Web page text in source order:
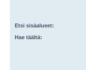
Etsi sisäalueet:
Hae täältä: